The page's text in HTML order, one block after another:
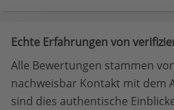
Echte Erfahrungen von
Alle Bewertungen stammen
nachweisbar Kontakt mit dem
sind dies authentische